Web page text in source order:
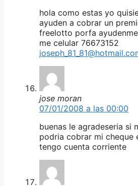
hola como estas yo
ayuden a cobrar un
freelotto porfa
me celular 76673152
jose moran
07/01/2008 a las 00:00
buenas le agradeseria si
podria cobrar mi cheque
tengo cuenta corriente